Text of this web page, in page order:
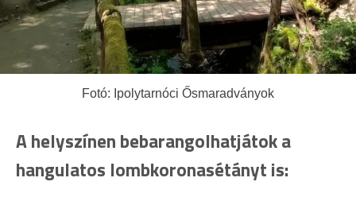
Fotó: Ipolytarnóci Ősmaradványok
A helyszínen bebarangolhatjátok a
hangulatos lombkoronasétányt is: